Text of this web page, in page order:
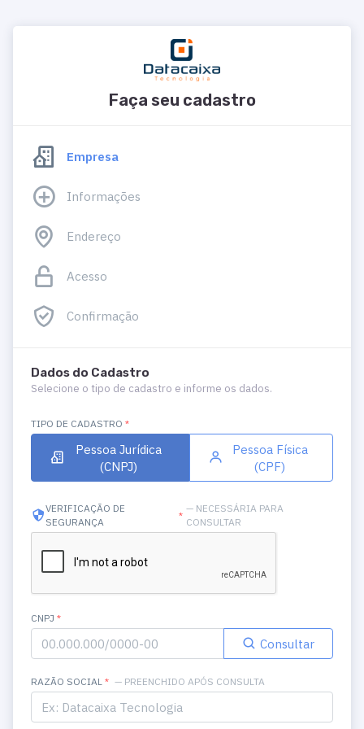
Faça seu cadastro
Empresa
Informações
Endereço
Acesso
Confirmação
Dados do Cadastro
Selecione o tipo de cadastro e informe os dados.
TIPO DE CADASTRO *
Pessoa Jurídica
(CNPJ)
Pessoa Física
(CPF)
VERIFICAÇÃO DE
SEGURANÇA
*
— NECESSÁRIA PARA
CONSULTAR
CNPJ *
Consultar
RAZÃO SOCIAL * — PREENCHIDO APÓS CONSULTA